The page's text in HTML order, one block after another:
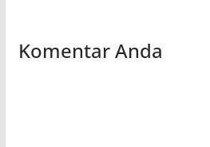
Komentar Anda